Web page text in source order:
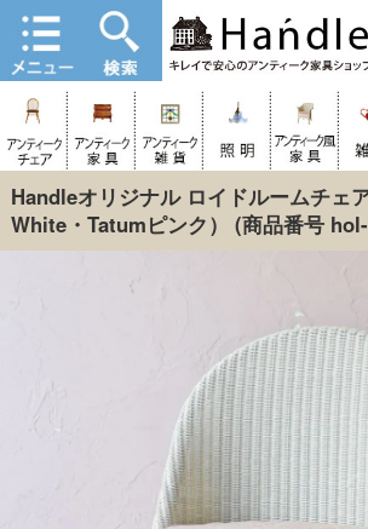
Handleオリジナル ロイドルームチェ
White・Tatumピンク）
(商品番号